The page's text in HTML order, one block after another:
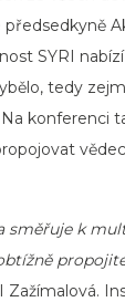
SYRI
tedy
konferenci
směřuje k
Zažímalová.